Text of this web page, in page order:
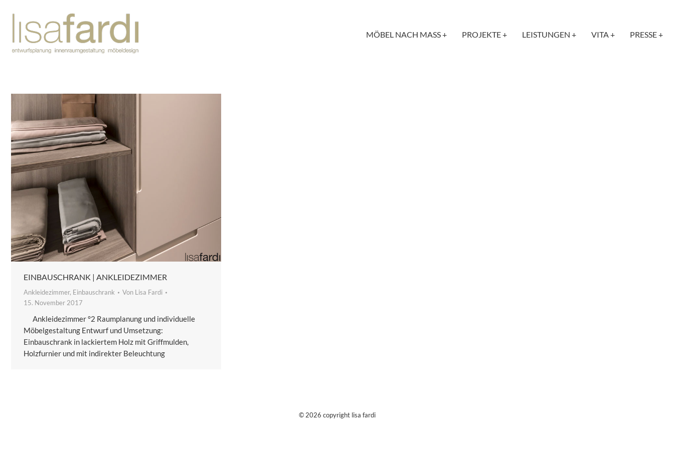
MÖBEL NACH MASS + PROJEKTE + LEISTUNGEN + VITA + PRESSE +
EINBAUSCHRANK | ANKLEIDEZIMMER
Ankleidezimmer, Einbauschrank Von Lisa Fardi
15. November 2017
Ankleidezimmer °2 Raumplanung und individuelle
Möbelgestaltung Entwurf und Umsetzung:
Einbauschrank in lackiertem Holz mit Griffmulden,
Holzfurnier und mit indirekter Beleuchtung
© 2026 copyright lisa fardi